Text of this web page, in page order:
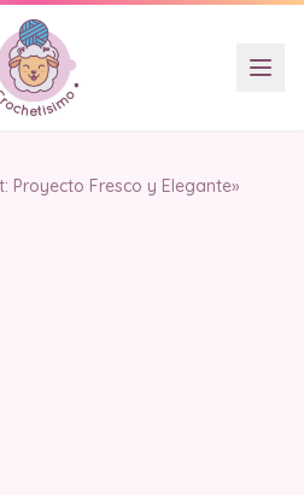
Proyecto Fresco y Elegante»